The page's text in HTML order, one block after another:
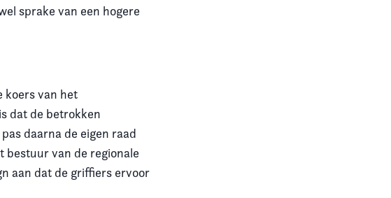
sprake van een hogere
koers van het
dat de betrokken
daarna de eigen raad
bestuur van de regionale
aan dat de griffiers ervoor